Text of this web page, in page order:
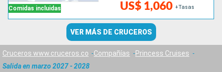
Comidas incluidas US$ 1,060 +Tasas
VER MÁS DE CRUCEROS
Cruceros www.cruceros.co Compañías
Princess Cruises
Salida en marzo 2027 - 2028